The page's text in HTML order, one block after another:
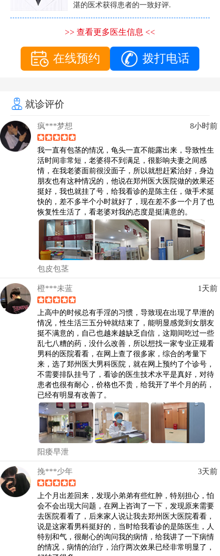
湛的医术获得患者的一致好评.
>> 查看更多医生信息 <<
在线预约 拨打电话
就诊评价
疯***梦想 8小时前
我一直有包茎的情况，龟头一直不能露出来，导致性生
活时间非常短，老婆得不到满足，很影响夫妻之间感
情，在我老婆面前很没面子，所以就想赶紧治好，身边
朋友也有这种情况的，他说在郑州医大医院做的效果还
挺好，我也就挂了号，给我看诊的是陈主任，做手术挺
快的，差不多半个小时就好了，现在差不多一个月了也
恢复性生活了，看老婆对我的态度是挺满意的。
包皮包茎
橙***未蓝 1天前
上高中的时候总有手淫的习惯，导致现在出现了早泄的
情况，性生活三五分钟就结束了，能明显感觉到女朋友
挺不满意的，自己也越来越缺乏自信，这期间吃过一些
乱七八糟的药，没什么改善，所以想找一家专业正规看
男科的医院看看，在网上查了很多家，综合的考量下
来，选了郑州医大男科医院，就在网上预约了个诊号，
不需要排队挂号了，看诊的医生技术水平是真好，对待
患者也很有耐心，价格也不贵，给我开了半个月的药，
已经有明显有改善了。
阳痿早泄
挽***少年 3天前
上个月出差回来，发现小弟弟有些红肿，特别担心，怕
会不会出现大问题，在网上咨询了一下，发现原来需要
去医院看看了，后来家人说让我去郑州医大医院看看，
说是这家看男科挺好的，当时给我看诊的是陈医生，人
特别和气，很耐心的询问我的病情，给我讲了一下病情
的情况，病情的治疗，治疗两次效果已经非常明显了，